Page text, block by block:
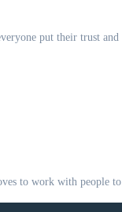
put their trust
to work with people